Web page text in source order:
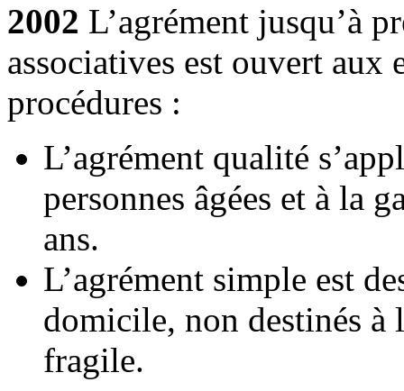
2002 L’agrément jusqu’à
associatives est ouvert aux
procédures :
L’agrément qualité
personnes âgées et à la
ans.
L’agrément simple est
domicile, non destinés à
fragile.